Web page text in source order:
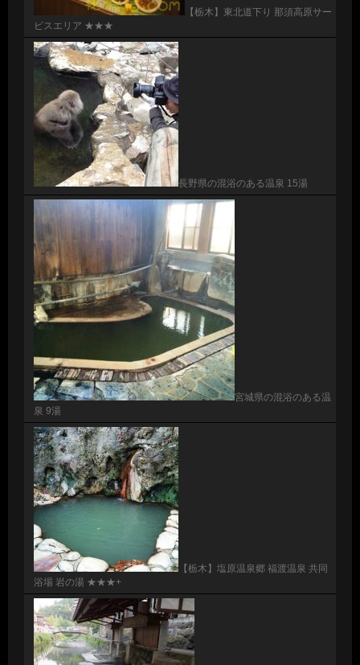
【栃木】東北道下り 那須高原サー
ビスエリア ★★★
長野県の混浴のある温泉 15湯
宮城県の混浴のある温
泉 9湯
【栃木】塩原温泉郷 福渡温泉 共同
浴場 岩の湯 ★★★+